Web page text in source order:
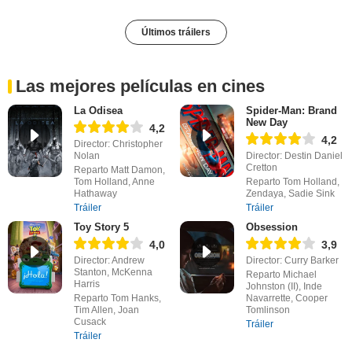
Últimos tráilers
Las mejores películas en cines
La Odisea
4,2
Director: Christopher
Nolan
Reparto Matt Damon,
Tom Holland, Anne
Hathaway
Tráiler
Spider-Man: Brand
New Day
4,2
Director: Destin Daniel
Cretton
Reparto Tom Holland,
Zendaya, Sadie Sink
Tráiler
Toy Story 5
4,0
Director: Andrew
Stanton, McKenna
Harris
Reparto Tom Hanks,
Tim Allen, Joan
Cusack
Tráiler
Obsession
3,9
Director: Curry Barker
Reparto Michael
Johnston (II), Inde
Navarrette, Cooper
Tomlinson
Tráiler